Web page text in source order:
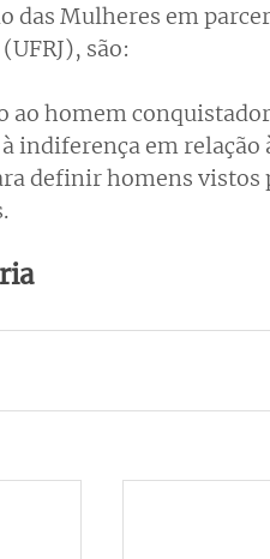
das Mulheres em
são:
ao homem
indiferença em
definir homens vistos